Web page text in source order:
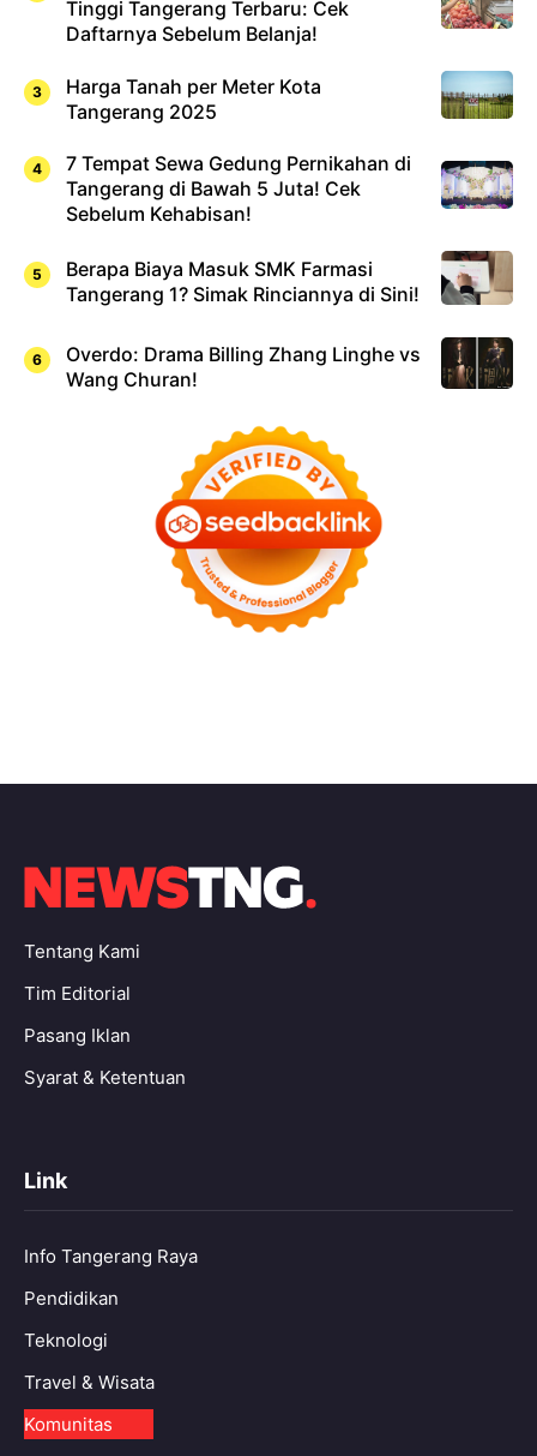
Tinggi Tangerang Terbaru: Cek
Daftarnya Sebelum Belanja!
Harga Tanah per Meter Kota
Tangerang 2025
7 Tempat Sewa Gedung Pernikahan di
Tangerang di Bawah 5 Juta! Cek
Sebelum Kehabisan!
Berapa Biaya Masuk SMK Farmasi
Tangerang 1? Simak Rinciannya di Sini!
Overdo: Drama Billing Zhang Linghe vs
Wang Churan!
Tentang Kami
Tim Editorial
Pasang Iklan
Syarat & Ketentuan
Link
Info Tangerang Raya
Pendidikan
Teknologi
Travel & Wisata
Komunitas